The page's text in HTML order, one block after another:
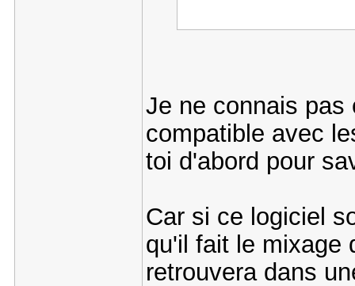
Je ne connais
compatible avec
toi d'abord pour
Car si ce logiciel
qu'il fait le mixage
retrouvera dans